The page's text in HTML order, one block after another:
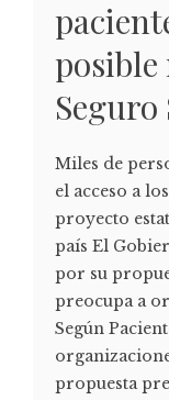
posible
Seguro
Miles de
el acceso a
proyecto
país El
por su
preocupa a
Según
propuesta